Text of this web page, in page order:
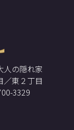
の隠れ家
／東２丁目
3329